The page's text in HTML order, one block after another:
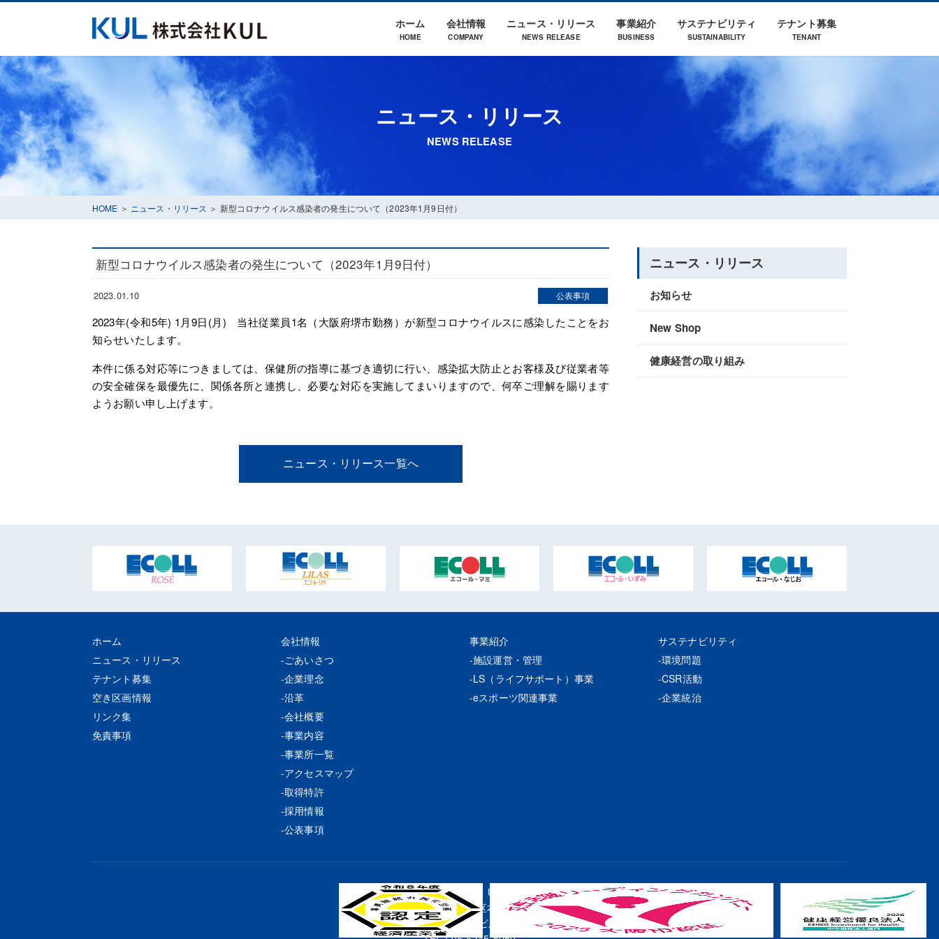
テナント募集
TENANT
サステナビリティ
SUSTAINABILITY
事業紹介
BUSINESS
ニュース・リリース
NEWS RELEASE
会社情報
COMPANY
ごあいさつ 企業理念 取得特許 採用情報
ホーム
HOME
ニュース・リリース
NEWS RELEASE
HOME ＞ ニュース・リリース ＞ 新型コロナウイルス感染者の発生について（2023年1月9日付）
新型コロナウイルス感染者の発生について（2023年1月9日付）
2023.01.10 公表事項
2023年(令和5年) 1月9日(月) 当社従業員1名（大阪府堺市勤務）が新型コロナウイルスに感染したことをお
知らせいたします。
本件に係る対応等につきましては、保健所の指導に基づき適切に行い、感染拡大防止とお客様及び従業者等
の安全確保を最優先に、 関係各所と連携し、必要な対応を実施してまいりますので、何卒ご理解を賜ります
ようお願い申し上げます。
ニュース・リリース一覧へ
ニュース・リリース
お知らせ
New Shop
健康経営の取り組み
ホーム
ニュース・リリース
テナント募集
空き区画情報
リンク集
免責事項
会社情報
ごあいさつ
企業理念
沿革
会社概要
事業内容
事業所一覧
アクセスマップ
取得特許
採用情報
公表事項
事業紹介
施設運営・管理
LS（ライフサポート）事業
eスポーツ関連事業
サステナビリティ
環境問題
CSR活動
企業統治
株式会社ＫＵＬ
〒541-0053 大阪市中央区本町四丁目3番9号
本町サンケイビル19階